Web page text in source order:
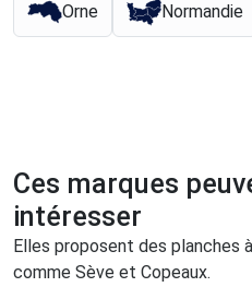
Orne Normandie
Ces marques
intéresser
Elles proposent des planches
comme Sève et Copeaux.